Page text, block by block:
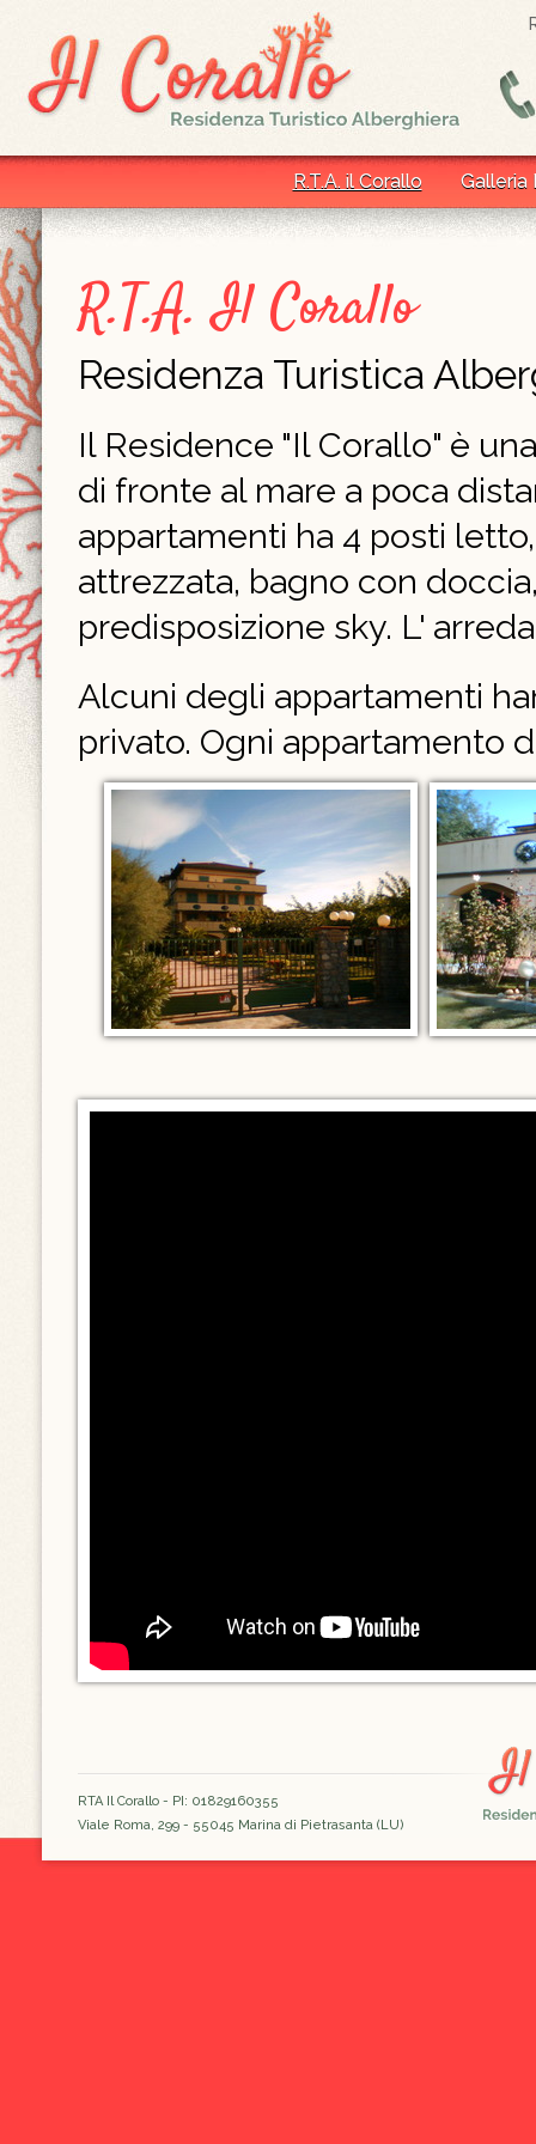
R.T.A. il Corallo Galleria
R.T.A. Il Corallo
Residenza Turistica
Il Residence "Il Corallo" è
di fronte al mare a poca
appartamenti ha 4 posti
attrezzata, bagno con
predisposizione sky. L'
Alcuni degli appartamenti
privato. Ogni appartamento
RTA Il Corallo - PI: 01829160355
Viale Roma, 299 - 55045 Marina di Pietrasanta (LU)